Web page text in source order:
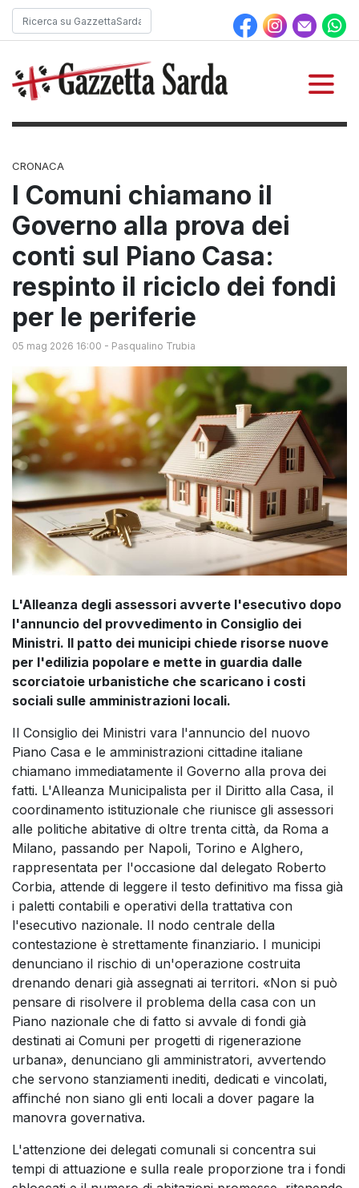
CRONACA
I Comuni chiamano il
Governo alla prova dei
conti sul Piano Casa:
respinto il riciclo dei fondi
per le periferie
05 mag 2026 16:00 - Pasqualino Trubia
L'Alleanza degli assessori avverte l'esecutivo dopo
l'annuncio del provvedimento in Consiglio dei
Ministri. Il patto dei municipi chiede risorse nuove
per l'edilizia popolare e mette in guardia dalle
scorciatoie urbanistiche che scaricano i costi
sociali sulle amministrazioni locali.
Il Consiglio dei Ministri vara l'annuncio del nuovo
Piano Casa e le amministrazioni cittadine italiane
chiamano immediatamente il Governo alla prova dei
fatti. L'Alleanza Municipalista per il Diritto alla Casa, il
coordinamento istituzionale che riunisce gli assessori
alle politiche abitative di oltre trenta città, da Roma a
Milano, passando per Napoli, Torino e Alghero,
rappresentata per l'occasione dal delegato Roberto
Corbia, attende di leggere il testo definitivo ma fissa già
i paletti contabili e operativi della trattativa con
l'esecutivo nazionale. Il nodo centrale della
contestazione è strettamente finanziario. I municipi
denunciano il rischio di un'operazione costruita
drenando denari già assegnati ai territori. «Non si può
pensare di risolvere il problema della casa con un
Piano nazionale che di fatto si avvale di fondi già
destinati ai Comuni per progetti di rigenerazione
urbana», denunciano gli amministratori, avvertendo
che servono stanziamenti inediti, dedicati e vincolati,
affinché non siano gli enti locali a dover pagare la
manovra governativa.
L'attenzione dei delegati comunali si concentra sui
tempi di attuazione e sulla reale proporzione tra i fondi